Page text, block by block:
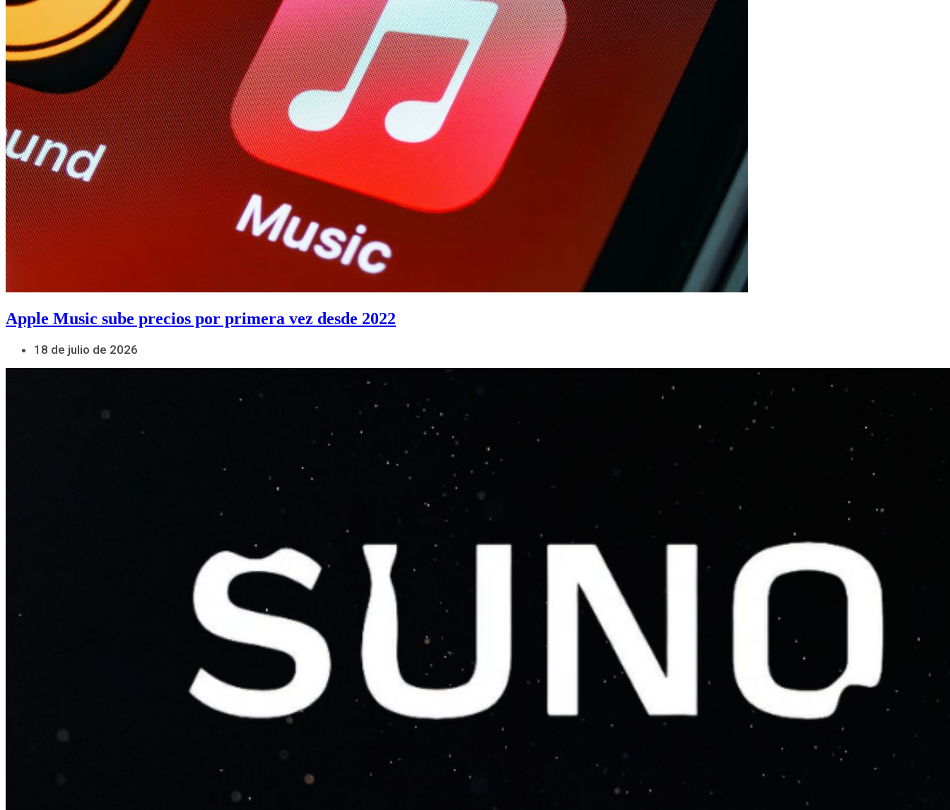
Apple Music sube precios por primera vez desde 2022
18 de julio de 2026